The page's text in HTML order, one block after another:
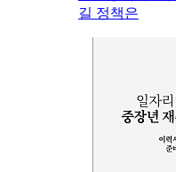
길 정책은